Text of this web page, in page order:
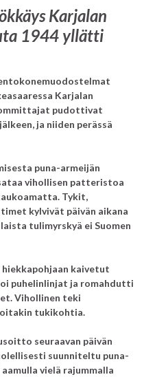
Karjalan
1944 yllätti
Karjalan
pudottivat
ja niiden perässä
puna-armeijän
vihollisen patteristoa
Tykit,
kylvivät päivän aikana
tulimyrskyä ei Suomen
kaivetut
puhelinlinjat ja romahdutti
Vihollinen teki
tukikohtia.
seuraavan päivän
suunniteltu puna-
vielä rajummalla